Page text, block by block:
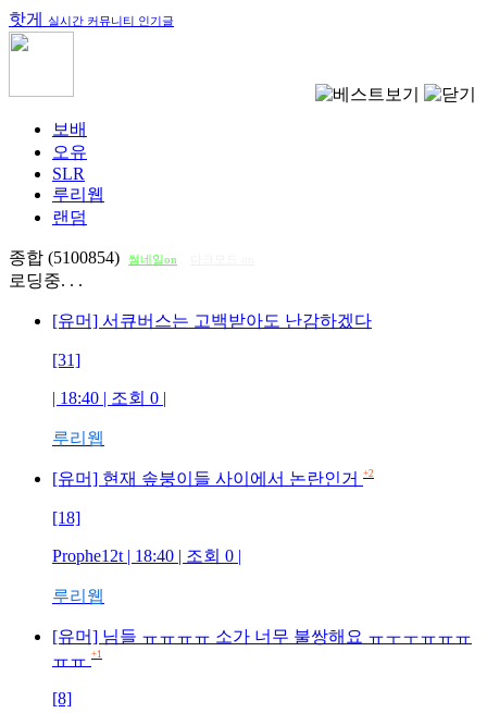
핫게 실시간 커뮤니티 인기글
보배
오유
SLR
루리웹
랜덤
종합 (5100854) 썸네일on
로딩중. . .
[유머] 서큐버스는 고백받아도 난감하겠다
[31]
| 18:40 | 조회 0 |
루리웹
[유머] 현재 솦붕이들 사이에서 논란인거 +2
[18]
Prophe12t | 18:40 | 조회 0 |
루리웹
[유머] 님들 ㅠㅠㅠㅠ 소가 너무 불쌍해요 ㅠㅜㅜㅠㅠㅠ
ㅠㅠ +1
[8]